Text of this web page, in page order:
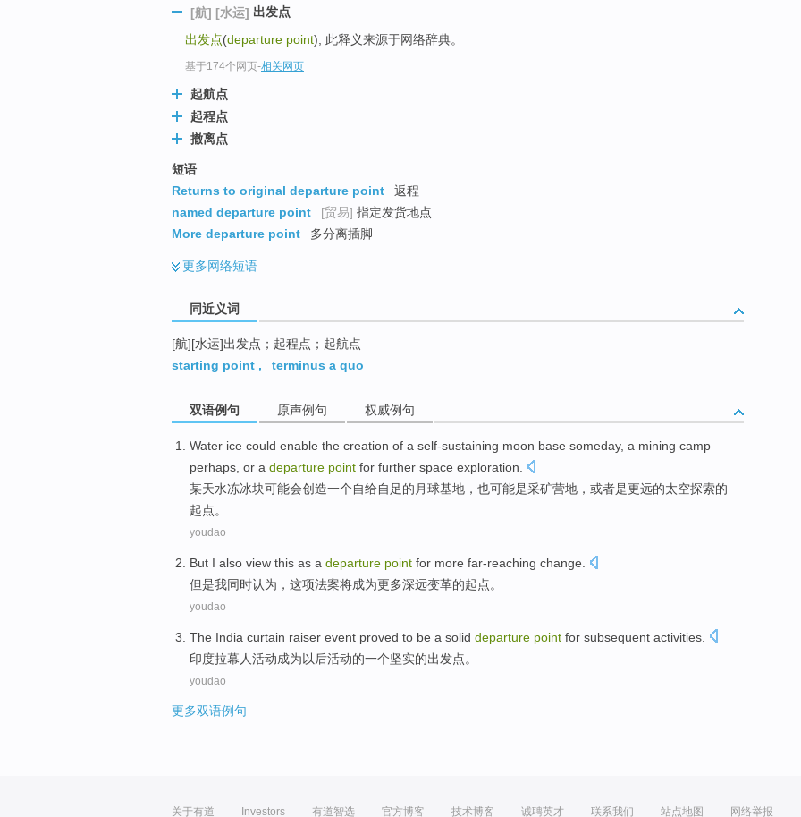
[航] [水运] 出发点
出发点(departure point), 此释义来源于网络辞典。
基于174个网页-相关网页
起航点
起程点
撤离点
短语
Returns to original departure point
返程
named departure point
[贸易] 指定发货地点
More departure point
多分离插脚
更多网络短语
同近义词
[航][水运]出发点；起程点；起航点
starting point , terminus a quo
双语例句 原声例句 权威例句
Water ice could enable the creation of a self-sustaining moon base someday, a mining camp
perhaps or a departure point for further space exploration
某天水冻冰块可能会创造一个自给自足的 月球基地 ，也可能是采矿营地 ， 或者是更远的太空探索的
起点。
youdao
But I also view this as a departure point for more far-reaching change
但是我同时认为 ，这项法案将成为更多深远变革的起点。
youdao
The India curtain raiser event proved to be a solid departure point for subsequent activities
印度拉幕 人活动成为以后活动的一个坚实的出发点。
youdao
更多双语例句
关于有道 Investors 有道智选 官方博客 技术博客 诚聘英才 联系我们 站点地图 网络举报